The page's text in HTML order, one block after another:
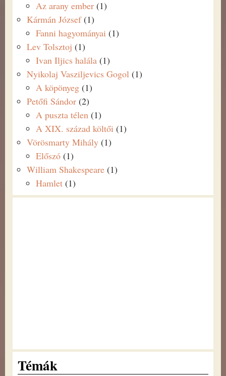
Az arany ember (1)
Kármán József(1)
Fanni hagyományai (1)
Lev Tolsztoj (1)
Ivan Iljics halála (1)
Nyikolaj Vasziljevics Gogol (1)
A köpönyeg (1)
Petőfi Sándor (2)
A puszta télen (1)
A XIX. század költői (1)
Vörösmarty Mihály (1)
Előszó (1)
William Shakespeare (1)
Hamlet (1)
Témák